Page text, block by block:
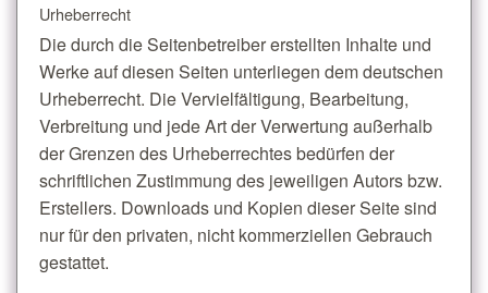
Urheberrecht
Die durch die Seitenbetreiber erstellten Inhalte und
Werke auf diesen Seiten unterliegen dem deutschen
Urheberrecht. Die Vervielfältigung, Bearbeitung,
Verbreitung und jede Art der Verwertung außerhalb
der Grenzen des Urheberrechtes bedürfen der
schriftlichen Zustimmung des jeweiligen Autors bzw.
Erstellers. Downloads und Kopien dieser Seite sind
nur für den privaten, nicht kommerziellen Gebrauch
gestattet.